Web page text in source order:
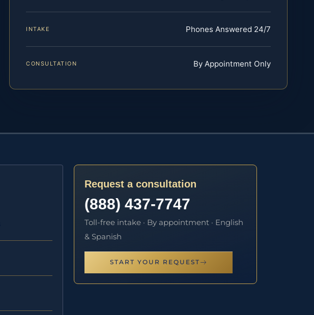
INTAKE Phones Answered 24/7
CONSULTATION By Appointment Only
Request a consultation
(888) 437-7747
Toll-free intake · By appointment · English
& Spanish
START YOUR REQUEST